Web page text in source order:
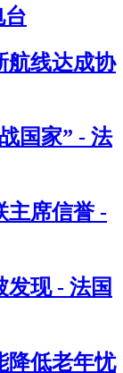
台
航线达成协
国家” - 法
主席信誉 -
现 - 法国
降低老年忧